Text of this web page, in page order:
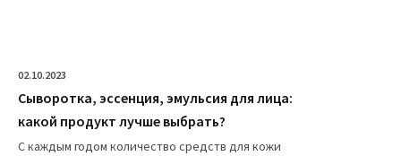
02.10.2023
Сыворотка, эссенция, эмульсия для лица:
какой продукт лучше выбрать?
С каждым годом количество средств для кожи